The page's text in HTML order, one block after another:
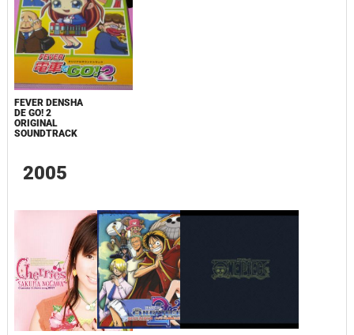
FEVER DENSHA
DE GO! 2
ORIGINAL
SOUNDTRACK
2005